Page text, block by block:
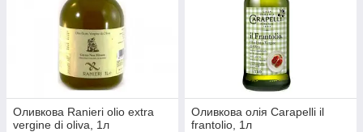
Оливкова Ranieri olio extra
vergine di oliva, 1л
Оливкова олія Carapelli il
frantolio, 1л